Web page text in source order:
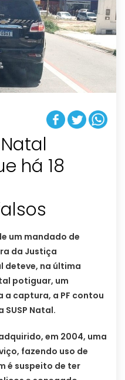
há 18
um mandado de
da Justiça
deteve, na última
potiguar, um
a captura, a PF contou
Natal.
em 2004, uma
fazendo uso de
é suspeito de ter